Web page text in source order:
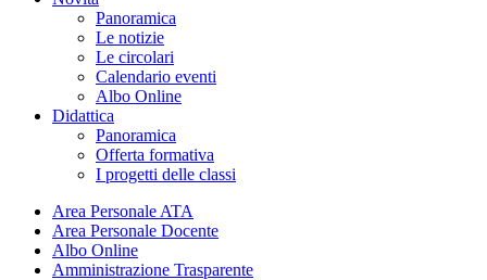
Panoramica
Le notizie
Le circolari
Calendario eventi
Albo Online
Didattica
Panoramica
Offerta formativa
I progetti delle classi
Area Personale ATA
Area Personale Docente
Albo Online
Amministrazione Trasparente